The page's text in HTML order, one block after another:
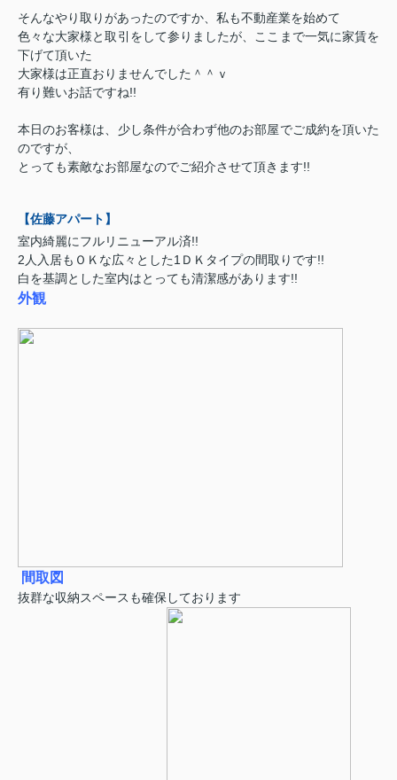
そんなやり取りがあったのですか、私も不動産業を始めて
色々な大家様と取引をして参りましたが、ここまで一気に家賃を
下げて頂いた
大家様は正直おりませんでした＾＾ｖ
有り難いお話ですね!!
本日のお客様は、少し条件が合わず他のお部屋でご成約を頂いた
のですが、
とっても素敵なお部屋なのでご紹介させて頂きます!!
【佐藤アパート】
室内綺麗にフルリニューアル済!!
2人入居もＯＫな広々とした1ＤＫタイプの間取りです!!
白を基調とした室内はとっても清潔感があります!!
外観
間取図
抜群な収納スペースも確保しております